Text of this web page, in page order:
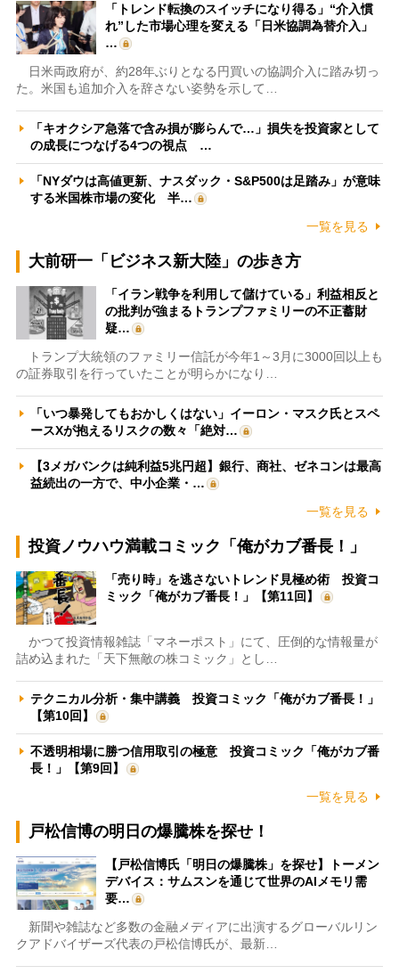
「トレンド転換のスイッチになり得る」“介入慣
れ”した市場心理を変える「日米協調為替介入」
…
日米両政府が、約28年ぶりとなる円買いの協調介入に踏み切っ
た。米国も追加介入を辞さない姿勢を示して…
「キオクシア急落で含み損が膨らんで…」損失を投資家として
の成長につなげる4つの視点 …
「NYダウは高値更新、ナスダック・S&P500は足踏み」が意味
する米国株市場の変化 半…
一覧を見る
大前研一「ビジネス新大陸」の歩き方
「イラン戦争を利用して儲けている」利益相反と
の批判が強まるトランプファミリーの不正蓄財
疑…
トランプ大統領のファミリー信託が今年1～3月に3000回以上も
の証券取引を行っていたことが明らかになり…
「いつ暴発してもおかしくはない」イーロン・マスク氏とスペ
ースXが抱えるリスクの数々「絶対…
【3メガバンクは純利益5兆円超】銀行、商社、ゼネコンは最高
益続出の一方で、中小企業・…
一覧を見る
投資ノウハウ満載コミック「俺がカブ番長！」
「売り時」を逃さないトレンド見極め術 投資コ
ミック「俺がカブ番長！」【第11回】
かつて投資情報雑誌「マネーポスト」にて、圧倒的な情報量が
詰め込まれた「天下無敵の株コミック」とし…
テクニカル分析・集中講義 投資コミック「俺がカブ番長！」
【第10回】
不透明相場に勝つ信用取引の極意 投資コミック「俺がカブ番
長！」【第9回】
一覧を見る
戸松信博の明日の爆騰株を探せ！
【戸松信博氏「明日の爆騰株」を探せ】トーメン
デバイス：サムスンを通じて世界のAIメモリ需
要…
新聞や雑誌など多数の金融メディアに出演するグローバルリン
クアドバイザーズ代表の戸松信博氏が、最新…